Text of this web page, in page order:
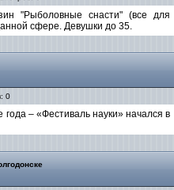
"Рыболовные снасти" (все для
сфере. Девушки до 35.
0
– «Фестиваль науки» начался в